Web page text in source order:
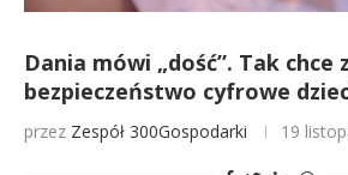
Dania mówi „dość”. Tak chce
bezpieczeństwo cyfrowe
przez Zespół 300Gospodarki 19